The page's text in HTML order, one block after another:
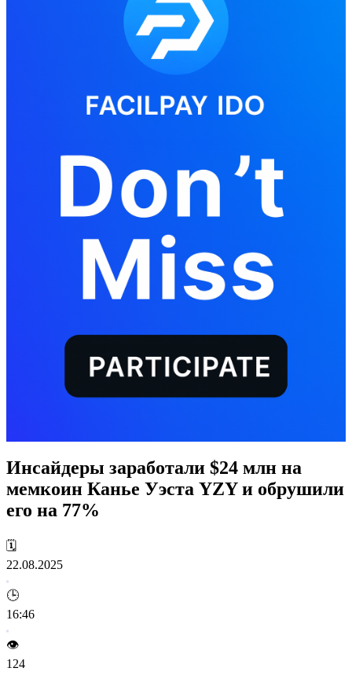
Инсайдеры заработали $24 млн на
мемкоин Канье Уэста YZY и обрушили
его на 77%
🗓️
22.08.2025
🕒
16:46
👁️
124